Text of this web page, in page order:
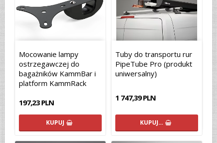
Mocowanie lampy
ostrzegawczej do
bagażników KammBar i
platform KammRack
197,23 PLN
KUPUJ
Tuby do transportu rur
PipeTube Pro (produkt
uniwersalny)
1 747,39 PLN
KUPUJ…